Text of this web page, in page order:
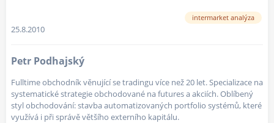
intermarket analýza
25.8.2010
Petr Podhajský
Fulltime obchodník věnující se tradingu více než 20 let. Specializace na
systematické strategie obchodované na futures a akciích. Oblíbený
styl obchodování: stavba automatizovaných portfolio systémů, které
využívá i při správě většího externího kapitálu.